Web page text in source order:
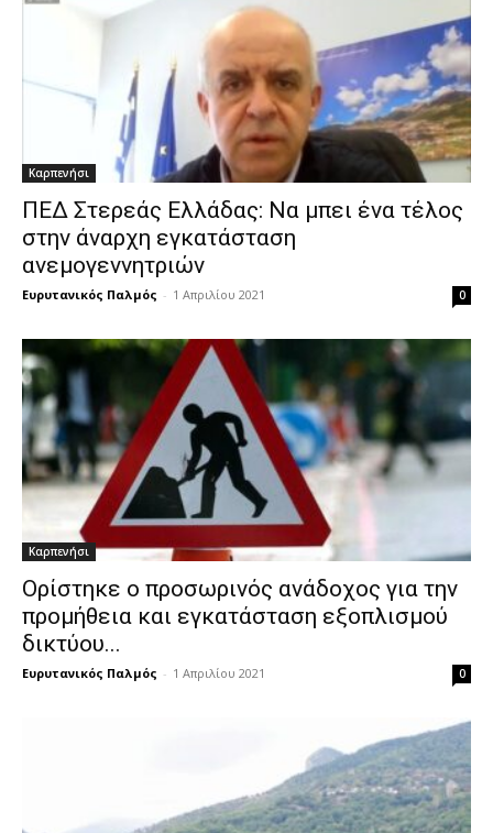
Καρπενήσι
ΠΕΔ Στερεάς Ελλάδας: Να μπει ένα τέλος
στην άναρχη εγκατάσταση
ανεμογεννητριών
Ευρυτανικός Παλμός - 1 Απριλίου 2021 0
Καρπενήσι
Ορίστηκε ο προσωρινός ανάδοχος για την
προμήθεια και εγκατάσταση εξοπλισμού
δικτύου...
Ευρυτανικός Παλμός - 1 Απριλίου 2021 0